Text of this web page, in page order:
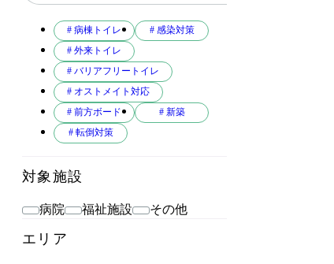
# 病棟トイレ
# 感染対策
# 外来トイレ
# バリアフリートイレ
# オストメイト対応
# 前方ボード
# 新築
# 転倒対策
対象施設
病院 福祉施設 その他
エリア